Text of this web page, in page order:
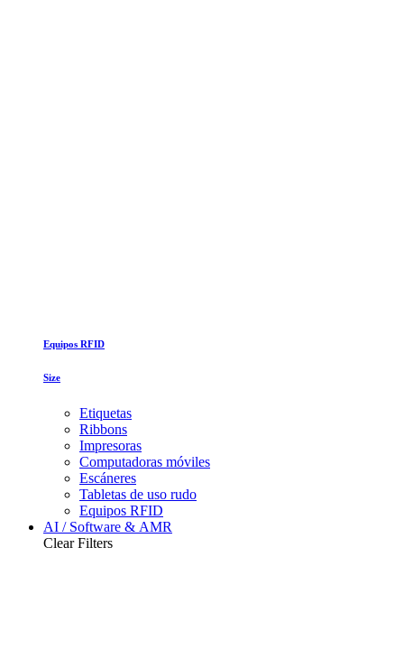
Equipos RFID
Size
Etiquetas
Ribbons
Impresoras
Computadoras móviles
Escáneres
Tabletas de uso rudo
Equipos RFID
AI / Software & AMR
Clear Filters